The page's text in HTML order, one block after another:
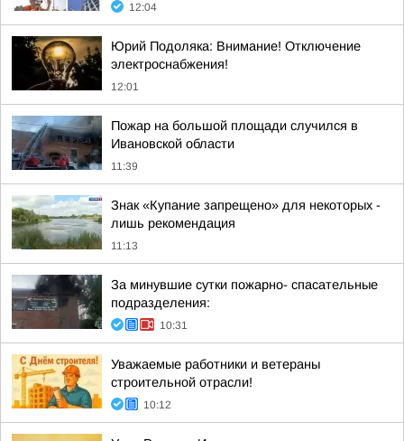
12:04
Юрий Подоляка: Внимание! Отключение
электроснабжения!
12:01
Пожар на большой площади случился в
Ивановской области
11:39
Знак «Купание запрещено» для некоторых -
лишь рекомендация
11:13
За минувшие сутки пожарно- спасательные
подразделения:
10:31
Уважаемые работники и ветераны
строительной отрасли!
10:12